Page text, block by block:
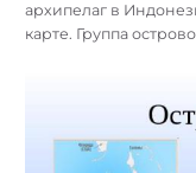
архипелаг в
карте. Группа